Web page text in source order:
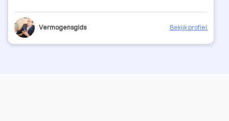
Vermogensgids Bekijk profiel